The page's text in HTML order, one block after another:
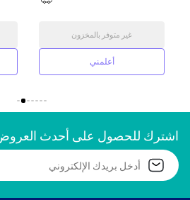
غير متوفر بالمخزون
أعلمني
اشترك للحصول على أحدث